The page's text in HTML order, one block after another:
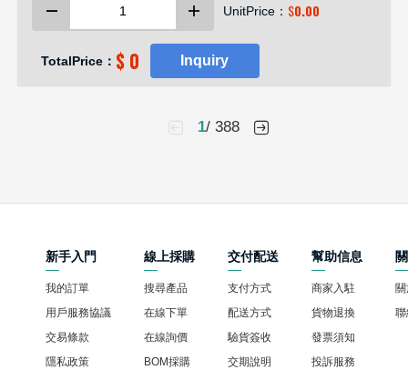
UnitPrice： $0.00
TotalPrice： $ 0 Inquiry
1/ 388
新手入門
我的訂單
用戶服務協議
交易條款
隱私政策
線上採購
搜尋產品
在線下單
在線詢價
BOM採購
交付配送
支付方式
配送方式
驗貨簽收
交期說明
幫助信息
商家入駐
貨物退換
發票須知
投訴服務